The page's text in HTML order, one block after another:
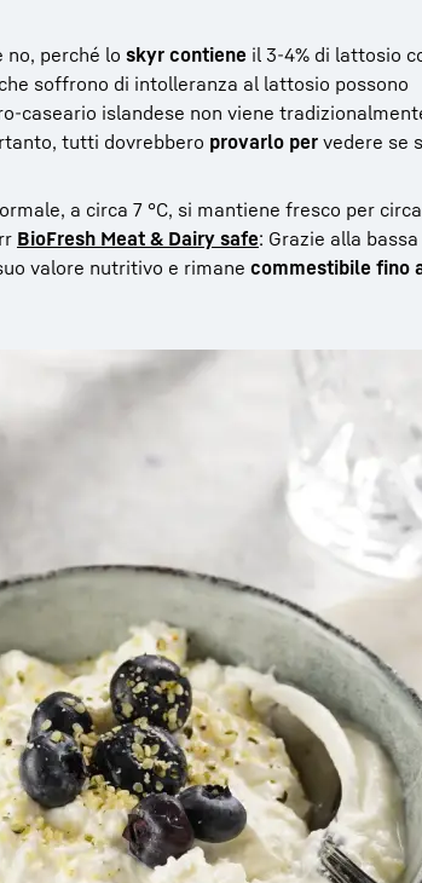
no, perché lo skyr contiene il 3-4% di lattosio
soffrono di intolleranza al lattosio possono
caseario islandese non viene
tutti dovrebbero provarlo per vedere se
a circa 7 °C, si mantiene fresco per circa
BioFresh Meat & Dairy safe: Grazie alla bassa
valore nutritivo e rimane commestibile fino